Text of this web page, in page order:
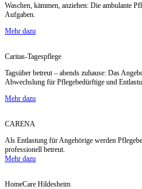
Waschen, kämmen, anziehen: Die ambulante
Aufgaben.
Mehr dazu
Caritas-Tagespflege
Tagsüber betreut – abends zuhause: Das
Abwechslung für Pflegebedürftige und
Mehr dazu
CARENA
Als Entlastung für Angehörige werden
professionell betreut.
Mehr dazu
HomeCare Hildesheim